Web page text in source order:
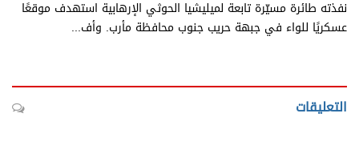
نفذته طائرة مسيّرة تابعة لميليشيا الحوثي الإرهابية استهدف موقعًا
عسكريًا للواء في جبهة حريب جنوب محافظة مأرب. وأف...
التعليقات